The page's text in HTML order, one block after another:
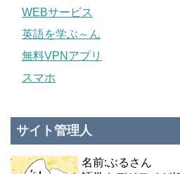
WEBサービス
英語を学ぶ～ん
無料VPNアプリ
スマホ
サイト管理人
名前:ぶるさん